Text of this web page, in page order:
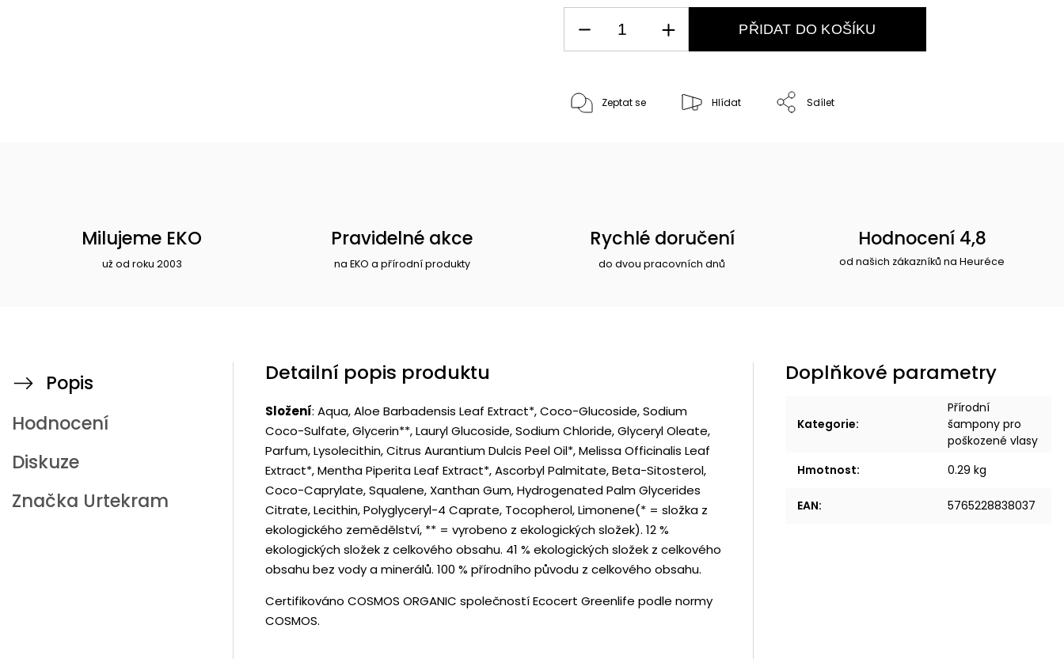
PŘIDAT DO KOŠÍKU
Zeptat se Hlídat Sdílet
Milujeme EKO
už od roku 2003
Pravidelné akce
na EKO a přírodní produkty
Rychlé doručení
do dvou pracovních dnů
Hodnocení 4,8
od našich zákazníků na Heuréce
Popis
Hodnocení
Diskuze
Značka Urtekram
Detailní popis produktu
Složení: Aqua, Aloe Barbadensis Leaf Extract*, Coco-Glucoside, Sodium
Coco-Sulfate, Glycerin**, Lauryl Glucoside, Sodium Chloride, Glyceryl Oleate,
Parfum, Lysolecithin, Citrus Aurantium Dulcis Peel Oil*, Melissa Officinalis Leaf
Extract*, Mentha Piperita Leaf Extract*, Ascorbyl Palmitate, Beta-Sitosterol,
Coco-Caprylate, Squalene, Xanthan Gum, Hydrogenated Palm Glycerides
Citrate, Lecithin, Polyglyceryl-4 Caprate, Tocopherol, Limonene(* = složka z
ekologického zemědělství, ** = vyrobeno z ekologických složek). 12 %
ekologických složek z celkového obsahu. 41 % ekologických složek z celkového
obsahu bez vody a minerálů. 100 % přírodního původu z celkového obsahu.
Certifikováno COSMOS ORGANIC společností Ecocert Greenlife podle normy
COSMOS.
Doplňkové parametry
Kategorie:
Přírodní
šampony pro
poškozené vlasy
Hmotnost: 0.29 kg
EAN: 5765228838037